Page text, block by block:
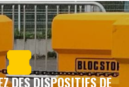
DES DISPOSITIFS DE